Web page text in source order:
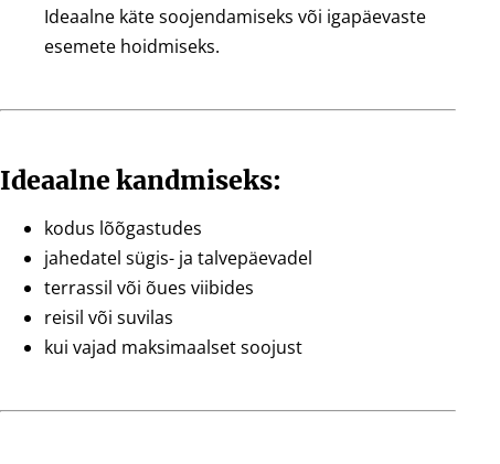
Ideaalne käte soojendamiseks või igapäevaste
esemete hoidmiseks.
Ideaalne kandmiseks:
kodus lõõgastudes
jahedatel sügis- ja talvepäevadel
terrassil või õues viibides
reisil või suvilas
kui vajad maksimaalset soojust